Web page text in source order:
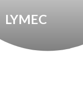
LYMEC